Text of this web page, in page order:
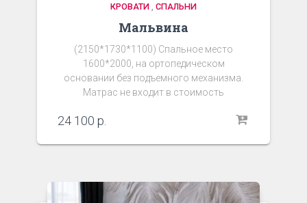
КРОВАТИ СПАЛЬНИ
Мальвина
(2150*1730*1100) Спальное место
1600*2000, на ортопедическом
основании без подъемного механизма.
Матрас не входит в стоимость
24 100 р.